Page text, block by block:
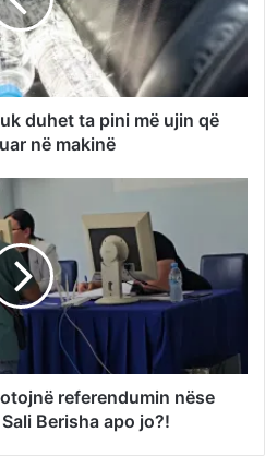
duhet ta pini më ujin që
në makinë
referendumin nëse
Berisha apo jo?!